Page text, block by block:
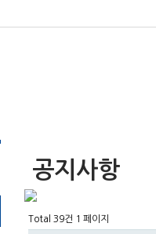
공지사항
Total 39건 1 페이지